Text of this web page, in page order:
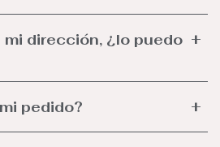
dirección, ¿lo puedo
pedido?